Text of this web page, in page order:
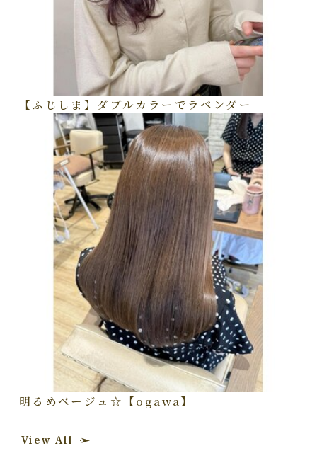
【ふじしま】ダブルカラーでラベンダー
明るめベージュ☆【ogawa】
View All